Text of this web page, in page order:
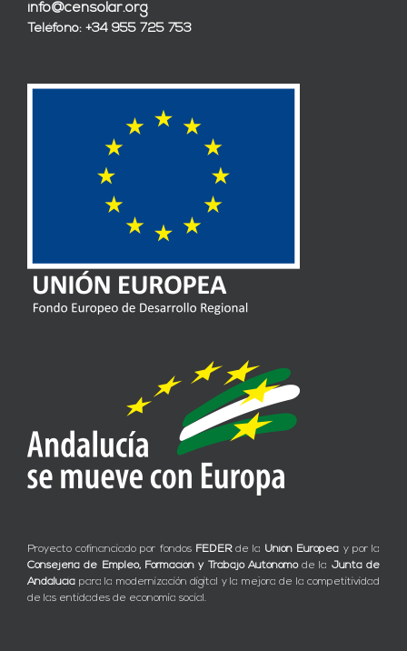
info@censolar.org
Teléfono: +34 955 725 753
Proyecto cofinanciado por fondos FEDERde la Unión Europea y por la
Consejería de Empleo, Formación y Trabajo Autónomode la Junta de
Andalucía para la modernización digital y la mejora de la competitividad
de las entidades de economía social.